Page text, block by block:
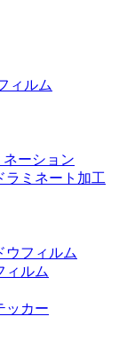
ィルム
ネーション
ラミネート加工
ウフィルム
ィルム
ッカー